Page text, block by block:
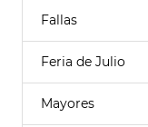
Fallas
Feria de Julio
Mayores